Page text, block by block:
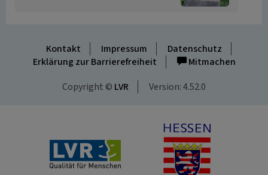
Kontakt Impressum
Datenschutz
Erklärung zur Barrierefreiheit
Mitmachen
Copyright © LVR Version: 4.52.0